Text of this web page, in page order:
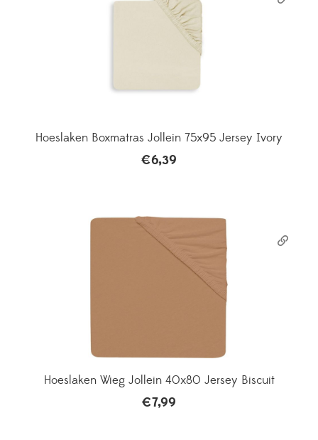
Hoeslaken Boxmatras Jollein 75x95 Jersey Ivory
€6,39
Hoeslaken Wieg Jollein 40x80 Jersey Biscuit
€7,99